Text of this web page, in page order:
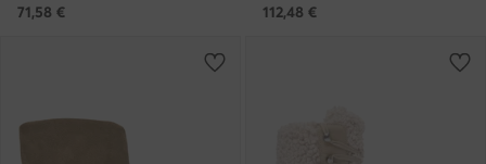
71,58 €
112,48 €